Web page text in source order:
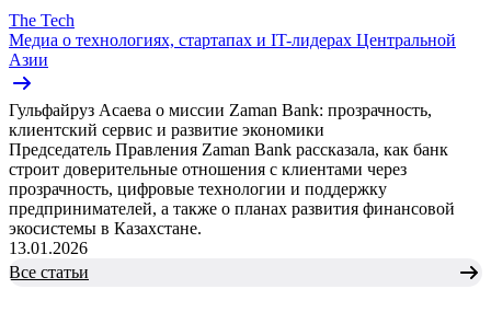
The Tech
Медиа о технологиях, стартапах и IT-лидерах Центральной
Азии
Гульфайруз Асаева о миссии Zaman Bank: прозрачность,
клиентский сервис и развитие экономики
Председатель Правления Zaman Bank рассказала, как банк
строит доверительные отношения с клиентами через
прозрачность, цифровые технологии и поддержку
предпринимателей, а также о планах развития финансовой
экосистемы в Казахстане.
13.01.2026
Все статьи